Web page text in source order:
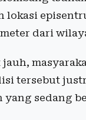
lokasi
dari
tersebut
sedang